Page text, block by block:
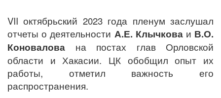
VII октябрьский 2023 года пленум заслушал
отчеты о деятельности А.Е. Клычкова и В.О.
Коновалова на постах глав Орловской
области и Хакасии. ЦК обобщил опыт их
работы, отметил важность его
распространения.